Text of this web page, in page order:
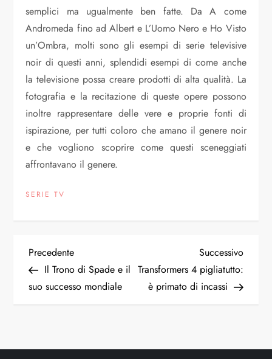
semplici ma ugualmente ben fatte. Da A come
Andromeda fino ad Albert e L’Uomo Nero e Ho Visto
un’Ombra, molti sono gli esempi di serie televisive
noir di questi anni, splendidi esempi di come anche
la televisione possa creare prodotti di alta qualità. La
fotografia e la recitazione di queste opere possono
inoltre rappresentare delle vere e proprie fonti di
ispirazione, per tutti coloro che amano il genere noir
e che vogliono scoprire come questi sceneggiati
affrontavano il genere.
SERIE TV
N
a
i
Articolo
precedente
Precedente
Il Trono di Spade e il
suo successo mondiale
Successivo
Transformers 4 pigliatutto:
è primato di incassi